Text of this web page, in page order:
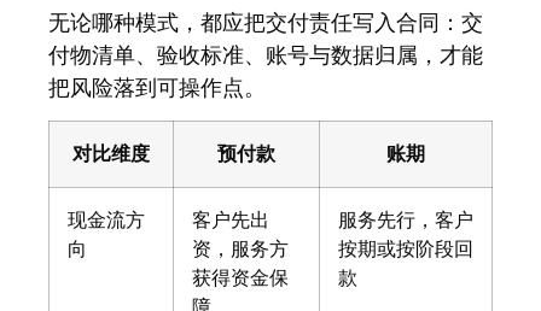
无论哪种模式，都应把交付责任写入合同：交
付物清单、验收标准、账号与数据归属，才能
把风险落到可操作点。
对比维度 预付款 账期
现金流方
向
客户先出
资，服务方
获得资金保
服务先行，客户
按期或按阶段回
款